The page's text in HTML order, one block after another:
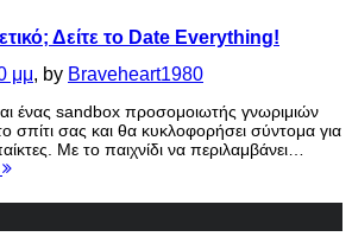
Δείτε το Date Everything!
μμ, by Braveheart1980
ένας sandbox προσομοιωτής γνωριμιών
σπίτι σας και θα κυκλοφορήσει σύντομα για
Με το παιχνίδι να περιλαμβάνει…